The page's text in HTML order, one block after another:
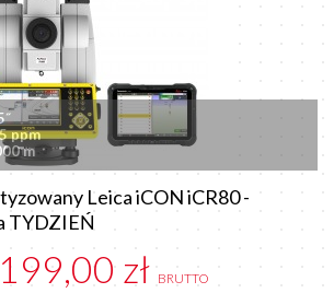
˝
ppm
m
Leica iCON iCR80 -
TYDZIEŃ
zł BRUTTO